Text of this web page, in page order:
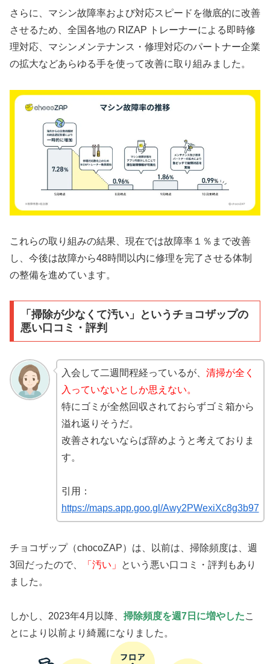
さらに、マシン故障率および対応スピードを徹底的に改善
させるため、全国各地の RIZAP トレーナーによる即時修
理対応、マシンメンテナンス・修理対応のパートナー企業
の拡大などあらゆる手を使って改善に取り組みました。
これらの取り組みの結果、現在では故障率１％まで改善
し、今後は故障から48時間以内に修理を完了させる体制
の整備を進めています。
「掃除が少なくて汚い」というチョコザップの
悪い口コミ・評判
入会して二週間程経っているが、 清掃が全く
入っていないとしか思えない。
特にゴミが全然回収されておらずゴミ箱から
溢れ返りそうだ。
改善されないならば辞めようと考えておりま
す。
引用：
https://maps.app.goo.gl/Awy2PWexiXc8g3b97
チョコザップ（chocoZAP）は、以前は、掃除頻度は、週
3回だったので、
「汚い」
という悪い口コミ・評判もあり
ました。
しかし、2023年4月以降、 掃除頻度を週7日に増やしたこ
とにより以前より綺麗になりました。